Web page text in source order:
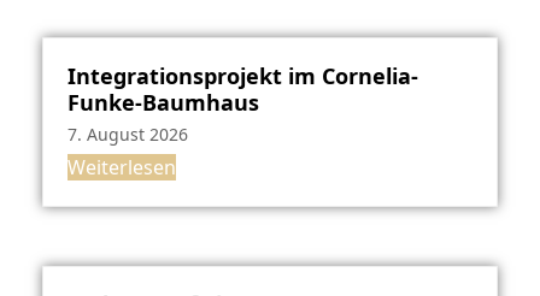
Integrationsprojekt im Cornelia-
Funke-Baumhaus
7. August 2026
Weiterlesen